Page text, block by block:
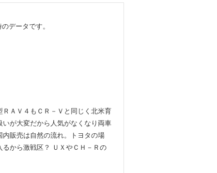
データです。
ＡＶ４もＣＲ－Ｖと同じく北米育
が大変だから人気がなくなり両車
販売は自然の流れ。トヨタの場
から激戦区？ ＵＸやＣＨ－Ｒの